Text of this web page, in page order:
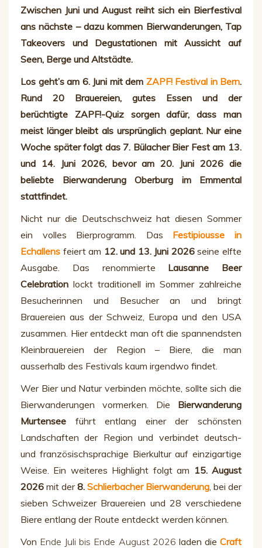
Zwischen Juni und August reiht sich ein Bierfestival
ans nächste – dazu kommen Bierwanderungen, Tap
Takeovers und Degustationen mit Aussicht auf
Seen, Berge und Altstädte.
Los geht’s am 6. Juni mit dem ZAPF! Festival in Bern.
Rund 20 Brauereien, gutes Essen und der
berüchtigte ZAPF!-Quiz sorgen dafür, dass man
meist länger bleibt als ursprünglich geplant. Nur eine
Woche später folgt das 7. Bülacher Bier Fest am 13.
und 14. Juni 2026, bevor am 20. Juni 2026 die
beliebte Bierwanderung Oberburg im Emmental
stattfindet.
Nicht nur die Deutschschweiz hat diesen Sommer
ein volles Bierprogramm. Das Festipiousse in
Echallens feiert am 12. und 13. Juni 2026seine elfte
Ausgabe. Das renommierte Lausanne Beer
Celebration lockt traditionell im Sommer zahlreiche
Besucherinnen und Besucher an und bringt
Brauereien aus der Schweiz, Europa und den USA
zusammen. Hier entdeckt man oft die spannendsten
Kleinbrauereien der Region – Biere, die man
ausserhalb des Festivals kaum irgendwo findet.
Wer Bier und Natur verbinden möchte, sollte sich die
Bierwanderungen vormerken. Die Bierwanderung
Murtensee führt entlang einer der schönsten
Landschaften der Region und verbindet deutsch-
und französischsprachige Bierkultur auf einzigartige
Weise. Ein weiteres Highlight folgt am 15. August
2026 mit der8. Schlierbacher Bierwanderung , bei der
sieben Schweizer Brauereien und 28 verschiedene
Biere entlang der Route entdeckt werden können.
Von Ende Juli bis Ende August 2026 laden dieCraft